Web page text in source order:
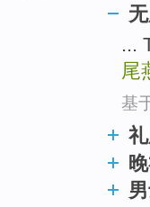
...
尾
基